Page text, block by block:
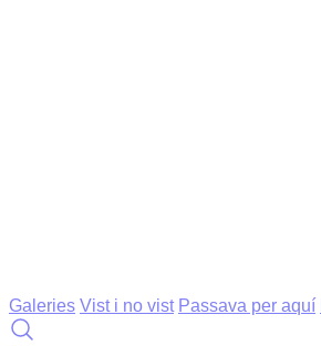
Galeries Vist i no vist Passava per aquí